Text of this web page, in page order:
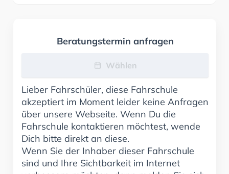
Beratungstermin anfragen
Wählen
Lieber Fahrschüler, diese Fahrschule
akzeptiert im Moment leider keine Anfragen
über unsere Webseite. Wenn Du die
Fahrschule kontaktieren möchtest, wende
Dich bitte direkt an diese.
Wenn Sie der Inhaber dieser Fahrschule
sind und Ihre Sichtbarkeit im Internet